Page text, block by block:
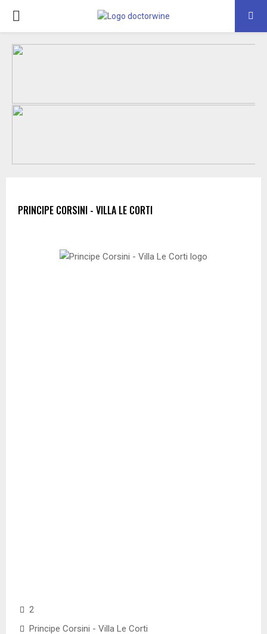
PRIMARY
MENU
PRINCIPE CORSINI - VILLA LE CORTI
2
Principe Corsini - Villa Le Corti